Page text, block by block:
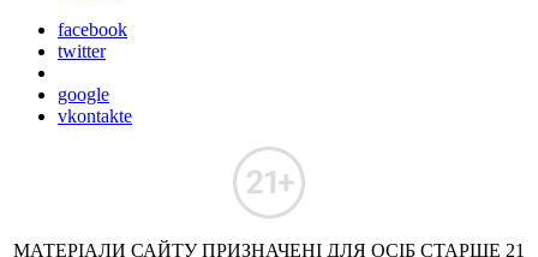
facebook
twitter
google
vkontakte
МАТЕРІАЛИ САЙТУ ПРИЗНАЧЕНІ ДЛЯ ОСІБ СТАРШЕ 21